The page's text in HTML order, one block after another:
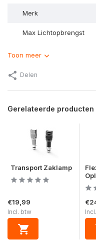
Merk
Max Lichtopbrengst
Toon meer
Delen
Gerelateerde producten
Transport Zaklamp
€19,99
Incl. btw